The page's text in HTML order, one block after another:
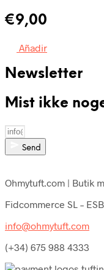
€9,00
Añadir
Newsletter
Mist ikke
Send
Ohmytuft.com | Butik
Fidcommerce SL –
info@ohmytuft.com
(+34) 675 988 4333